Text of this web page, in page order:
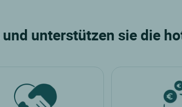
unterstützen sie die